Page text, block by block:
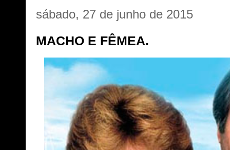
sábado, 27 de junho de 2015
MACHO E FÊMEA.